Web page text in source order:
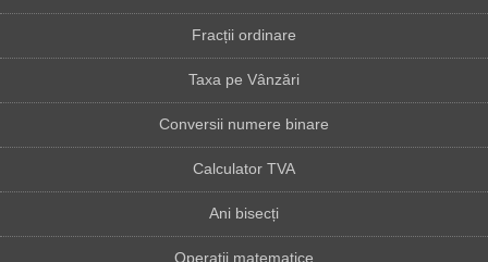
Fracții ordinare
Taxa pe Vânzări
Conversii numere binare
Calculator TVA
Ani bisecți
Operații matematice